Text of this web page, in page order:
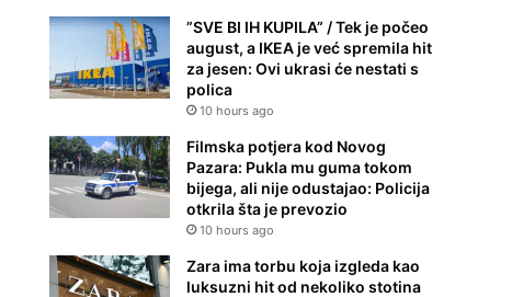
”SVE BI IH KUPILA” / Tek je počeo
august, a IKEA je već spremila hit
za jesen: Ovi ukrasi će nestati s
polica
10 hours ago
Filmska potjera kod Novog
Pazara: Pukla mu guma tokom
bijega, ali nije odustajao: Policija
otkrila šta je prevozio
10 hours ago
Zara ima torbu koja izgleda kao
luksuzni hit od nekoliko stotina